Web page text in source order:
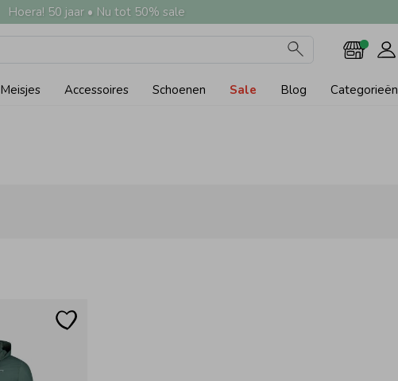
Hoera! 50 jaar • Nu tot 50% sale
Meisjes Accessoires Schoenen Sale Blog Categorieën